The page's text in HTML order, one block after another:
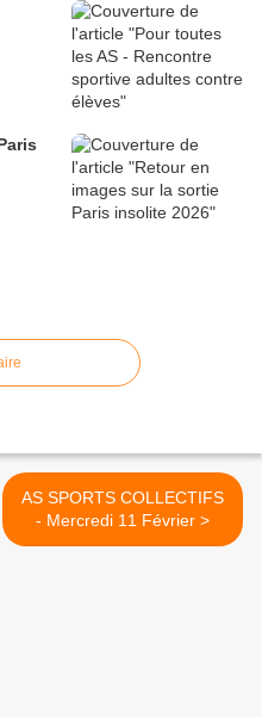
AS SPORTS COLLECTIFS
- Mercredi 11 Février >